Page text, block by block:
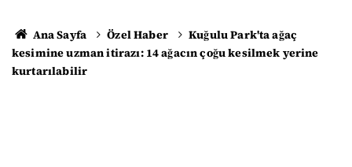
Ana Sayfa Özel Haber
Kuğulu Park'ta ağaç
kesimine uzman itirazı: 14 ağacın çoğu kesilmek yerine
kurtarılabilir